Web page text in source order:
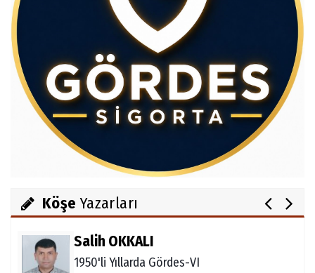
Köşe Yazarları
Av.Cenap GÜVEN
Gördesli Şair Alim Atay
Ahmet İNCE
Salih OKKALI
1950'li Yıllarda Gördes-VI